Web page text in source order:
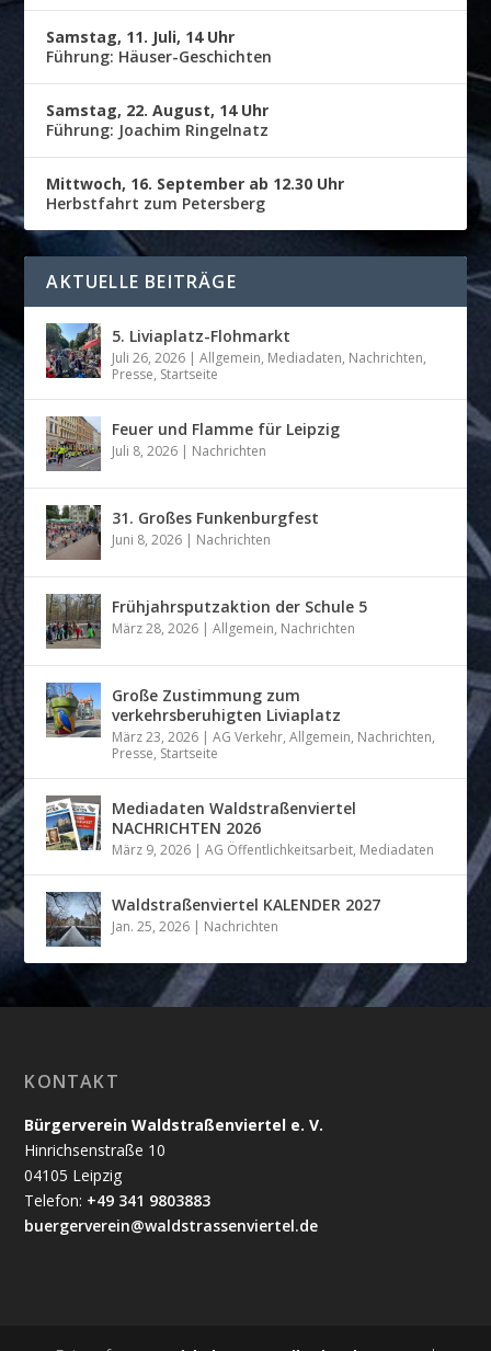
Samstag, 11. Juli, 14 Uhr
Führung: Häuser-Geschichten
Samstag, 22. August, 14 Uhr
Führung: Joachim Ringelnatz
Mittwoch, 16. September ab 12.30 Uhr
Herbstfahrt zum Petersberg
AKTUELLE BEITRÄGE
5. Liviaplatz-Flohmarkt
Juli 26, 2026 |Allgemein, Mediadaten, Nachrichten,
Presse, Startseite
Feuer und Flamme für Leipzig
Juli 8, 2026 | Nachrichten
31. Großes Funkenburgfest
Juni 8, 2026 | Nachrichten
Frühjahrsputzaktion der Schule 5
März 28, 2026 |Allgemein, Nachrichten
Große Zustimmung zum
verkehrsberuhigten Liviaplatz
März 23, 2026 |AG Verkehr,Allgemein, Nachrichten,
Presse, Startseite
Mediadaten Waldstraßenviertel
NACHRICHTEN 2026
März 9, 2026 |AG Öffentlichkeitsarbeit, Mediadaten
Waldstraßenviertel KALENDER 2027
Jan. 25, 2026 | Nachrichten
KONTAKT
Bürgerverein Waldstraßenviertel e. V.
Hinrichsenstraße 10
04105 Leipzig
Telefon: +49 341 9803883
buergerverein@waldstrassenviertel.de